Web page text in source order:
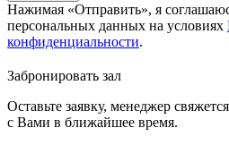
Нажимая «Отправить», я
персональных данных на условиях
конфиденциальности.
Забронировать зал
Оставьте заявку, менеджер свяжется
с Вами в ближайшее время.